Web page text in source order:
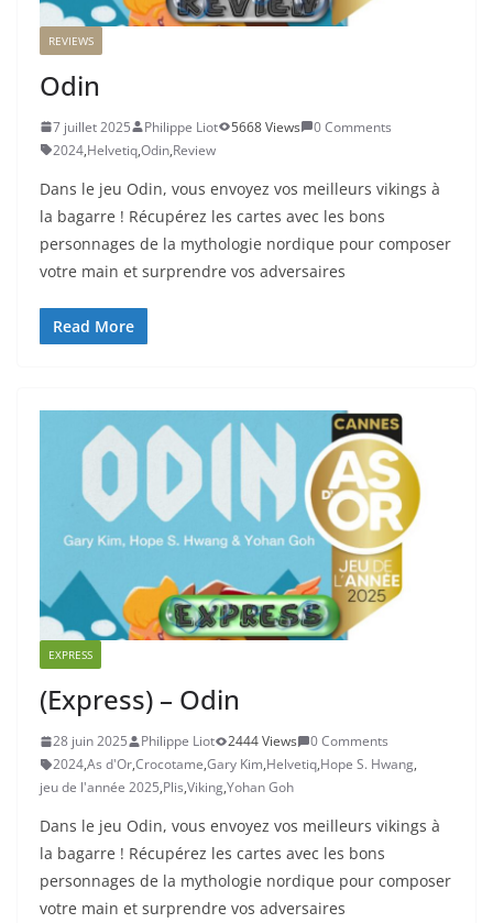
REVIEWS
Odin
7 juillet 2025 Philippe Liot 5668 Views
0 Comments
2024,Helvetiq,Odin,Review
Dans le jeu Odin, vous envoyez vos meilleurs vikings à
la bagarre ! Récupérez les cartes avec les bons
personnages de la mythologie nordique pour composer
votre main et surprendre vos adversaires
Read More
EXPRESS
(Express) – Odin
28 juin 2025 Philippe Liot 2444 Views
0 Comments
2024,As d'Or,Crocotame,Gary Kim,Helvetiq,Hope S. Hwang,
jeu de l'année 2025,Plis,Viking,Yohan Goh
Dans le jeu Odin, vous envoyez vos meilleurs vikings à
la bagarre ! Récupérez les cartes avec les bons
personnages de la mythologie nordique pour composer
votre main et surprendre vos adversaires